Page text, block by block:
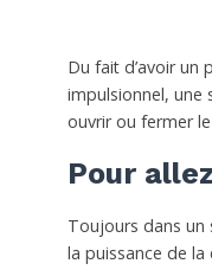
Du fait d’avoir un
impulsionnel, une
ouvrir ou fermer
Pour
Toujours dans un
la puissance de